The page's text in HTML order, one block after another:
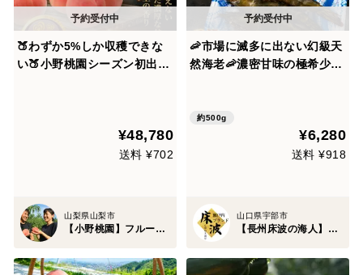
🍑わずか5%しか収穫できな
い🍑小野桃園シーズン初出し
【お中元ギフト・贈答用】
【朝どれ】🍑2027年6月下旬
¥48,780
送料 ¥702
山梨県山梨市
【小野桃園】フルーツ王国山梨ブランド
🦐市場に滅多に出ない幻級天
然海老🦐濃密甘味の極希少
中旬予約】
約500g
¥6,280
送料 ¥918
山口県宇部市
【長州床波の海人】瀬戸内ブランド